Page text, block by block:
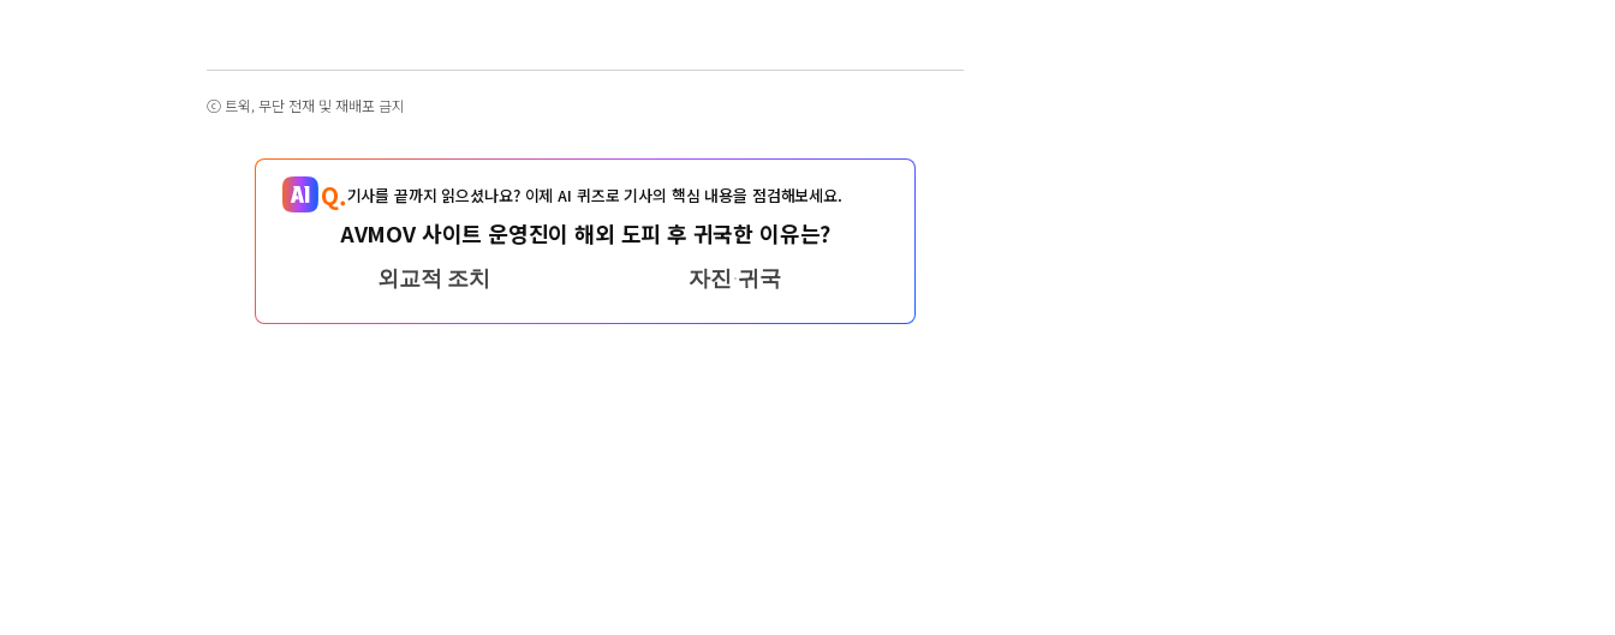
ⓒ 트윅, 무단 전재 및 재배포 금지
Q.기사를 끝까지 읽으셨나요? 이제 AI 퀴즈로 기사의 핵심 내용을 점검해보세요.
AVMOV 사이트 운영진이 해외 도피 후 귀국한 이유는?
외교적 조치 자진 귀국